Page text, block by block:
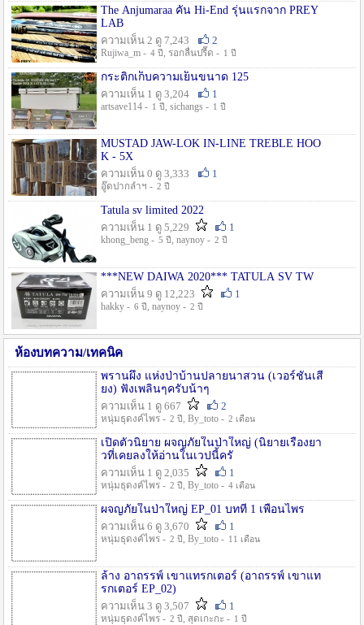
The Anjumaraa คัน Hi-End รุ่นแรกจาก PREY
LAB
ความเห็น 2 ดู 7,243
2
Rujiwa_m - 4 ปี , รอกลื่นปรื๊ด - 1 ปี
กระติกเก็บความเย็นขนาด 125
ความเห็น 1 ดู 3,204
1
artsave114 - 1 ปี , sichangs - 1 ปี
MUSTAD JAW-LOK IN-LINE TREBLE HOO
K - 5X
ความเห็น 0 ดู 3,333
1
อู๊ดปากลำฯ - 2 ปี
Tatula sv limited 2022
ความเห็น 1 ดู 5,229
1
khong_beng - 5 ปี , naynoy - 2 ปี
***NEW DAIWA 2020*** TATULA SV TW
ความเห็น 9 ดู 12,223
1
hakky - 6 ปี , naynoy - 2 ปี
ห้องบทความ/เทคนิค
พรานผึ้ง แห่งป่าบ้านปลายนาสวน (เวอร์ชั่นเสี
ยง) ฟังเพลินๆครับน้าๆ
ความเห็น 1 ดู 667
2
หนุ่มธุดงค์ไพร - 2 ปี , By_toto - 2 เดือน
เปิดตัวนิยาย ผจญภัยในป่าใหญ่ (นิยายเรื่องยา
วที่เคยลงให้อ่านในเวปนี้ครั
ความเห็น 1 ดู 2,035
1
หนุ่มธุดงค์ไพร - 2 ปี , By_toto - 4 เดือน
ผจญภัยในป่าใหญ่ EP_01 บทที่ 1 เพื่อนไพร
ความเห็น 6 ดู 3,670
1
หนุ่มธุดงค์ไพร - 2 ปี , By_toto - 11 เดือน
ล้าง อาถรรพ์ เขาแทรกเตอร์ (อาถรรพ์ เขาแท
รกเตอร์ EP_02)
ความเห็น 3 ดู 3,507
1
หนุ่มธุดงค์ไพร - 2 ปี , สุดเกะกะ - 1 ปี